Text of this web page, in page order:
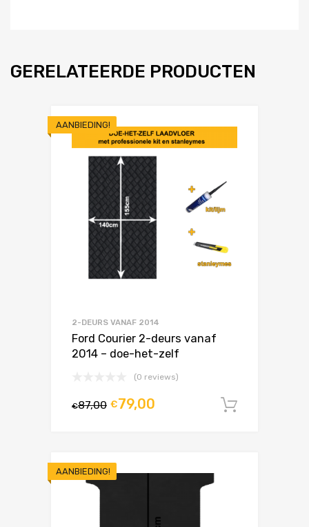
GERELATEERDE PRODUCTEN
AANBIEDING!
2-DEURS VANAF 2014
Ford Courier 2-deurs vanaf
2014 – doe-het-zelf
(0 reviews)
€87,00 €79,00
AANBIEDING!